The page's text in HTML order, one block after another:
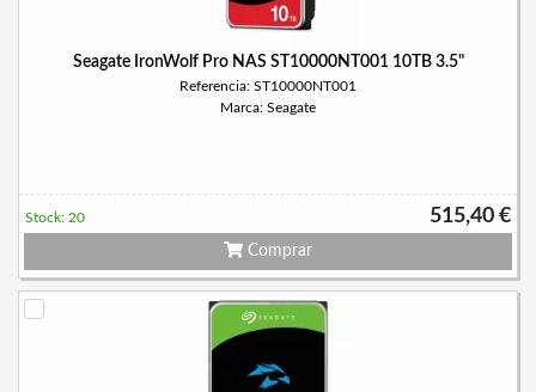
Seagate IronWolf Pro NAS ST10000NT001 10TB 3.5"
Referencia: ST10000NT001
Marca: Seagate
515,40 €
Stock: 20
Comprar